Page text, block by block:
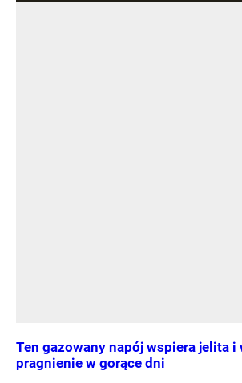
Ten gazowany napój wspiera jelita i
pragnienie w gorące dni